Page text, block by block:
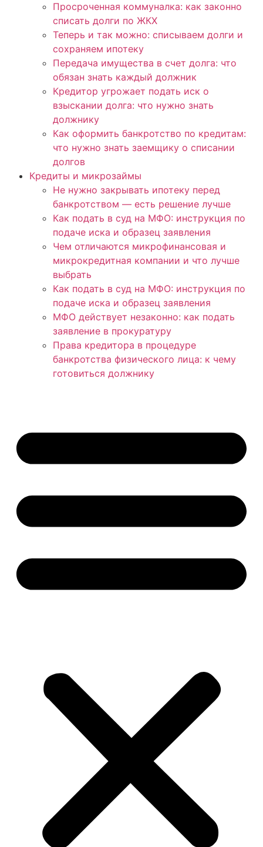
Просроченная коммуналка: как законно
списать долги по ЖКХ
Теперь и так можно: списываем долги и
сохраняем ипотеку
Передача имущества в счет долга: что
обязан знать каждый должник
Кредитор угрожает подать иск о
взыскании долга: что нужно знать
должнику
Как оформить банкротство по кредитам:
что нужно знать заемщику о списании
долгов
Кредиты и микрозаймы
Не нужно закрывать ипотеку перед
банкротством — есть решение лучше
Как подать в суд на МФО: инструкция по
подаче иска и образец заявления
Чем отличаются микрофинансовая и
микрокредитная компании и что лучше
выбрать
Как подать в суд на МФО: инструкция по
подаче иска и образец заявления
МФО действует незаконно: как подать
заявление в прокуратуру
Права кредитора в процедуре
банкротства физического лица: к чему
готовиться должнику